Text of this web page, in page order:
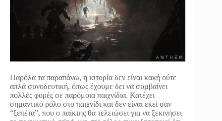
Παρόλα τα παραπάνω, η ιστορία δεν είναι κακή ούτε
απλά συνοδευτική, όπως έχουμε δει να συμβαίνει
πολλές φορές σε παρόμοια παιχνίδια. Κατέχει
σημαντικό ρόλο στο παιχνίδι και δεν είναι εκεί σαν
“ξεπέτα”, που ο παίκτης θα τελειώσει για να ξεκινήσει